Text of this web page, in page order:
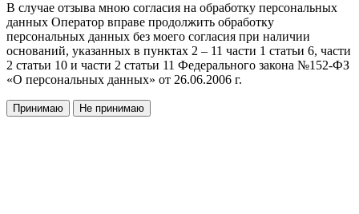
В случае отзыва мною согласия на обработку персональных
данных Оператор вправе продолжить обработку
персональных данных без моего согласия при наличии
оснований, указанных в пунктах 2 – 11 части 1 статьи 6, части
2 статьи 10 и части 2 статьи 11 Федерального закона №152-ФЗ
«О персональных данных» от 26.06.2006 г.
Принимаю Не принимаю